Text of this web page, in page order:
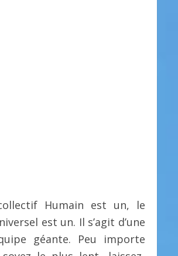
Humain est un, le
est un. Il s’agit d’une
géante. Peu importe